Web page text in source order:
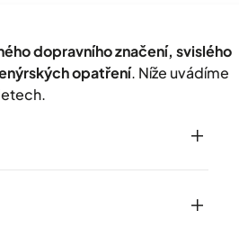
dopravního značení, svislého
opatření. Níže uvádíme